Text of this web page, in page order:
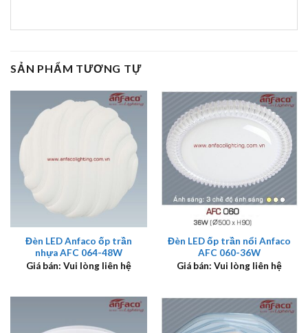
SẢN PHẨM TƯƠNG TỰ
Đèn LED Anfaco ốp trần
nhựa AFC 064-48W
Giá bán: Vui lòng liên hệ
Đèn LED ốp trần nổi Anfaco
AFC 060-36W
Giá bán: Vui lòng liên hệ